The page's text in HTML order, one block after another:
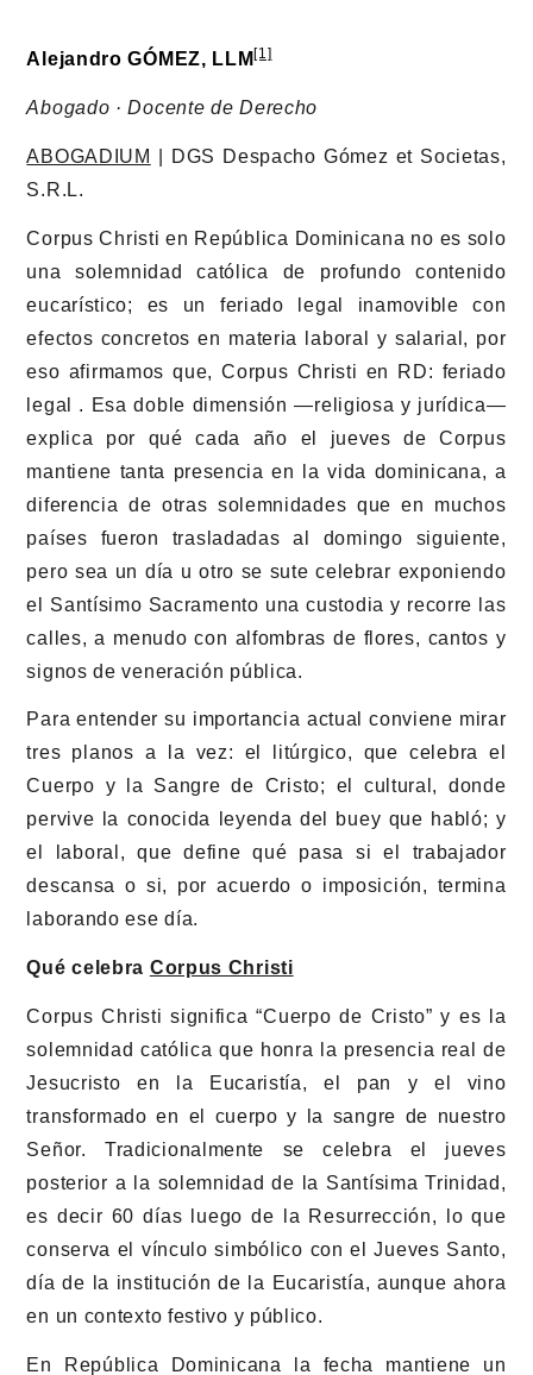
Alejandro GÓMEZ, LLM[1]
Abogado · Docente de Derecho
ABOGADIUM
| DGS Despacho Gómez et Societas,
S.R.L.
Corpus Christi en República Dominicana no es solo
una solemnidad católica de profundo contenido
eucarístico; es un feriado legal inamovible con
efectos concretos en materia laboral y salarial, por
eso afirmamos que, Corpus Christi en RD: feriado
legal . Esa doble dimensión —religiosa y jurídica—
explica por qué cada año el jueves de Corpus
mantiene tanta presencia en la vida dominicana, a
diferencia de otras solemnidades que en muchos
países fueron trasladadas al domingo siguiente,
pero sea un día u otro se sute celebrar exponiendo
el Santísimo Sacramento una custodia y recorre las
calles, a menudo con alfombras de flores, cantos y
signos de veneración pública.
Para entender su importancia actual conviene mirar
tres planos a la vez: el litúrgico, que celebra el
Cuerpo y la Sangre de Cristo; el cultural, donde
pervive la conocida leyenda del buey que habló; y
el laboral, que define qué pasa si el trabajador
descansa o si, por acuerdo o imposición, termina
laborando ese día.
Qué celebra Corpus Christi
Corpus Christi significa “Cuerpo de Cristo” y es la
solemnidad católica que honra la presencia real de
Jesucristo en la Eucaristía, el pan y el vino
transformado en el cuerpo y la sangre de nuestro
Señor. Tradicionalmente se celebra el jueves
posterior a la solemnidad de la Santísima Trinidad,
es decir 60 días luego de la Resurrección, lo que
conserva el vínculo simbólico con el Jueves Santo,
día de la institución de la Eucaristía, aunque ahora
en un contexto festivo y público.
En República Dominicana la fecha mantiene un